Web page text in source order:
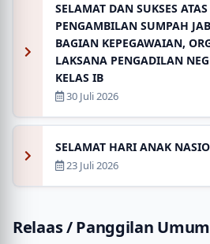
SELAMAT DAN SUKSES
PENGAMBILAN SUMPAH
BAGIAN KEPEGAWAIAN,
LAKSANA PENGADILAN
KELAS IB
30 Juli 2026
SELAMAT HARI ANAK
23 Juli 2026
Relaas / Panggilan Umum